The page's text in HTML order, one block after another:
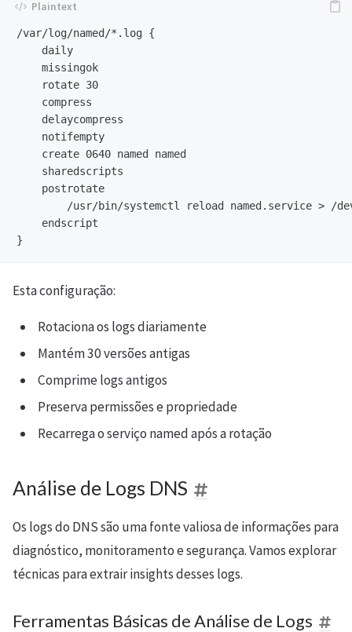
/var/log/named/*.log {
    daily
    missingok
    rotate 30
    compress
    delaycompress
    notifempty
    create 0640 named named
    sharedscripts
    postrotate
/usr/bin/systemctl reload named.service > /
    endscript
Esta configuração:
Rotaciona os logs diariamente
Mantém 30 versões antigas
Comprime logs antigos
Preserva permissões e propriedade
Recarrega o serviço named após a rotação
Análise de Logs DNS
Os logs do DNS são uma fonte valiosa de informações para
diagnóstico, monitoramento e segurança. Vamos explorar
técnicas para extrair insights desses logs.
Ferramentas Básicas de Análise de Logs